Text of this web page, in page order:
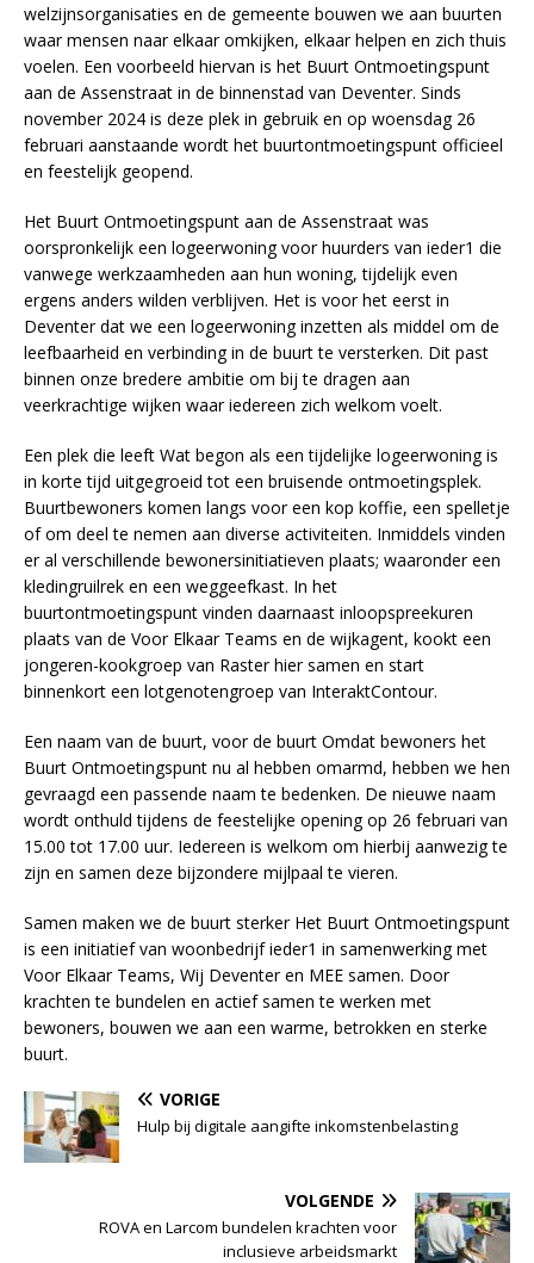
welzijnsorganisaties en de gemeente bouwen we aan buurten
waar mensen naar elkaar omkijken, elkaar helpen en zich thuis
voelen. Een voorbeeld hiervan is het Buurt Ontmoetingspunt
aan de Assenstraat in de binnenstad van Deventer. Sinds
november 2024 is deze plek in gebruik en op woensdag 26
februari aanstaande wordt het buurtontmoetingspunt officieel
en feestelijk geopend.
Het Buurt Ontmoetingspunt aan de Assenstraat was
oorspronkelijk een logeerwoning voor huurders van ieder1 die
vanwege werkzaamheden aan hun woning, tijdelijk even
ergens anders wilden verblijven. Het is voor het eerst in
Deventer dat we een logeerwoning inzetten als middel om de
leefbaarheid en verbinding in de buurt te versterken. Dit past
binnen onze bredere ambitie om bij te dragen aan
veerkrachtige wijken waar iedereen zich welkom voelt.
Een plek die leeft Wat begon als een tijdelijke logeerwoning is
in korte tijd uitgegroeid tot een bruisende ontmoetingsplek.
Buurtbewoners komen langs voor een kop koffie, een spelletje
of om deel te nemen aan diverse activiteiten. Inmiddels vinden
er al verschillende bewonersinitiatieven plaats; waaronder een
kledingruilrek en een weggeefkast. In het
buurtontmoetingspunt vinden daarnaast inloopspreekuren
plaats van de Voor Elkaar Teams en de wijkagent, kookt een
jongeren-kookgroep van Raster hier samen en start
binnenkort een lotgenotengroep van InteraktContour.
Een naam van de buurt, voor de buurt Omdat bewoners het
Buurt Ontmoetingspunt nu al hebben omarmd, hebben we hen
gevraagd een passende naam te bedenken. De nieuwe naam
wordt onthuld tijdens de feestelijke opening op 26 februari van
15.00 tot 17.00 uur. Iedereen is welkom om hierbij aanwezig te
zijn en samen deze bijzondere mijlpaal te vieren.
Samen maken we de buurt sterker Het Buurt Ontmoetingspunt
is een initiatief van woonbedrijf ieder1 in samenwerking met
Voor Elkaar Teams, Wij Deventer en MEE samen. Door
krachten te bundelen en actief samen te werken met
bewoners, bouwen we aan een warme, betrokken en sterke
buurt.
VORIGE
Hulp bij digitale aangifte inkomstenbelasting
VOLGENDE
ROVA en Larcom bundelen krachten voor
inclusieve arbeidsmarkt